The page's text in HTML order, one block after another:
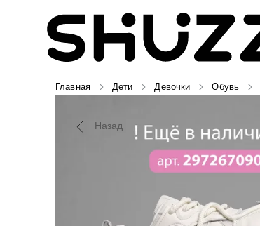
Главная Дети Девочки Обувь
Назад